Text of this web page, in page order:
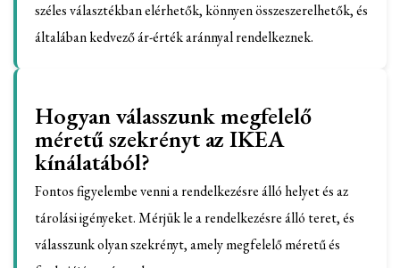
széles választékban elérhetők, könnyen összeszerelhetők, és
általában kedvező ár-érték aránnyal rendelkeznek.
Hogyan válasszunk megfelelő
méretű szekrényt az IKEA
kínálatából?
Fontos figyelembe venni a rendelkezésre álló helyet és az
tárolási igényeket. Mérjük le a rendelkezésre álló teret, és
válasszunk olyan szekrényt, amely megfelelő méretű és